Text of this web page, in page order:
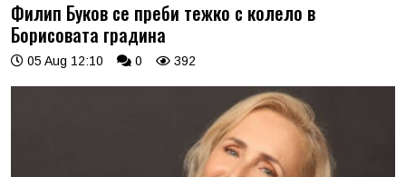
Филип Буков се преби тежко с колело в
Борисовата градина
05 Aug 12:10 0 392